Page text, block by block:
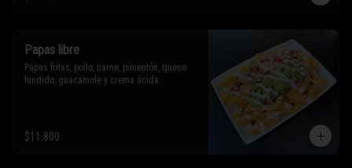
Papas libre
Papas fritas, pollo, carne, pimentón, queso
fundido, guacamole y crema ácida.
$11.800